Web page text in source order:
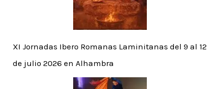
XI Jornadas Ibero Romanas Laminitanas del 9 al 12
de julio 2026 en Alhambra